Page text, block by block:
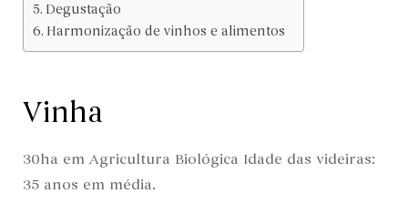
Degustação
Harmonização de vinhos e alimentos
Vinha
30ha em Agricultura Biológica Idade das videiras:
35 anos em média.